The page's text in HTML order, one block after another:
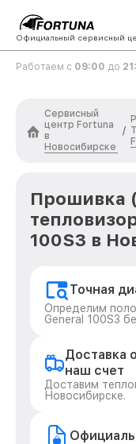
Официальный сервисный
Работаем с 09:00 до
Сервисный
центр Fortuna
в
Новосибирске
/
Прошивка
100S3 в
Точная
Определим
General 100S3
Доставка
наш счет
Доставим
Новосибирске.